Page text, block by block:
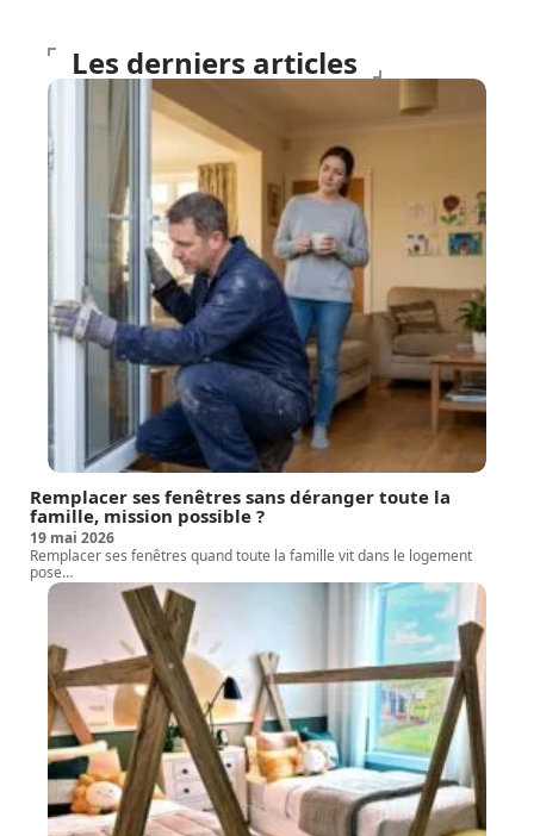
Les derniers articles
Remplacer ses fenêtres sans déranger toute la
famille, mission possible ?
19 mai 2026
Remplacer ses fenêtres quand toute la famille vit dans le logement
pose…